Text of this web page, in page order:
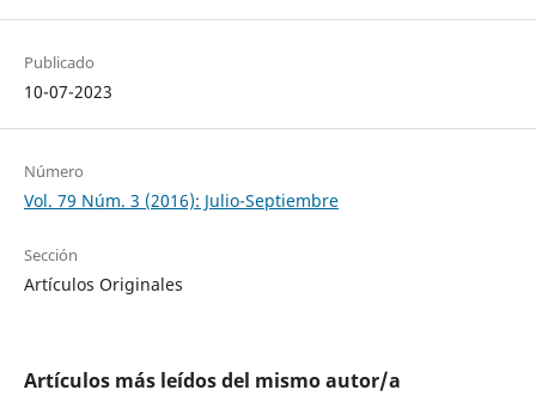
Publicado
10-07-2023
Número
Vol. 79 Núm. 3 (2016): Julio-Septiembre
Sección
Artículos Originales
Artículos más leídos del mismo autor/a